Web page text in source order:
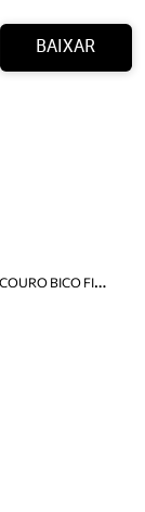
e mais.
BAIXAR
S
APATILHA COURO BICO FINO CANVAS PRETA